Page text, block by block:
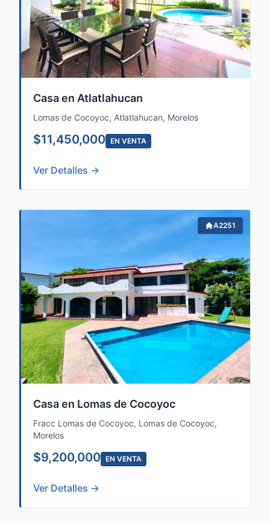
Casa en Atlatlahucan
Lomas de Cocoyoc, Atlatlahucan, Morelos
$11,450,000 EN VENTA
Ver Detalles →
A2251
Casa en Lomas de Cocoyoc
Fracc Lomas de Cocoyoc, Lomas de Cocoyoc,
Morelos
$9,200,000 EN VENTA
Ver Detalles →